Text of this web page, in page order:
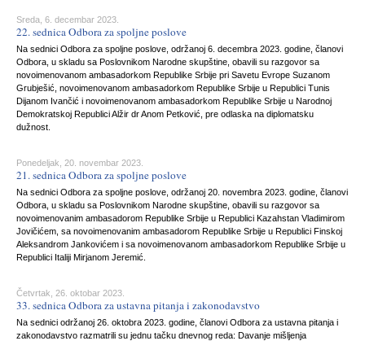
Sreda, 6. decembar 2023.
22. sednica Odbora za spoljne poslove
Na sednici Odbora za spoljne poslove, održanoj 6. decembra 2023. godine, članovi
Odbora, u skladu sa Poslovnikom Narodne skupštine, obavili su razgovor sa
novoimenovanom ambasadorkom Republike Srbije pri Savetu Evrope Suzanom
Grubješić, novoimenovanom ambasadorkom Republike Srbije u Republici Tunis
Dijanom Ivančić i novoimenovanom ambasadorkom Republike Srbije u Narodnoj
Demokratskoj Republici Alžir dr Anom Petković, pre odlaska na diplomatsku
dužnost.
Ponedeljak, 20. novembar 2023.
21. sednica Odbora za spoljne poslove
Na sednici Odbora za spoljne poslove, održanoj 20. novembra 2023. godine, članovi
Odbora, u skladu sa Poslovnikom Narodne skupštine, obavili su razgovor sa
novoimenovanim ambasadorom Republike Srbije u Republici Kazahstan Vladimirom
Jovičićem, sa novoimenovanim ambasadorom Republike Srbije u Republici Finskoj
Aleksandrom Jankovićem i sa novoimenovanom ambasadorkom Republike Srbije u
Republici Italiji Mirjanom Jeremić.
Četvrtak, 26. oktobar 2023.
33. sednica Odbora za ustavna pitanja i zakonodavstvo
Na sednici održanoj 26. oktobra 2023. godine, članovi Odbora za ustavna pitanja i
zakonodavstvo razmatrili su jednu tačku dnevnog reda: Davanje mišljenja